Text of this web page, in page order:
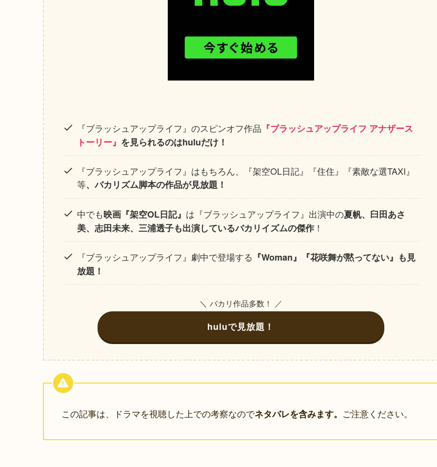
『ブラッシュアップライフ』のスピンオフ作品 『ブラッシュアップライフ アナザース
トーリー』 を見られるのはhuluだけ！
『ブラッシュアップライフ』はもちろん、『架空OL日記』『住住』『素敵な選TAXI』
等、バカリズム脚本の作品が見放題！
中でも映画『架空OL日記』 は『ブラッシュアップライフ』出演中の夏帆、臼田あさ
美、志田未来、三浦透子も出演しているバカリイズムの傑作！
『ブラッシュアップライフ』劇中で登場する 『Woman』『花咲舞が黙ってない』も見
放題！
＼ バカリ作品多数！ ／
huluで見放題！
この記事は、ドラマを視聴した上での考察なのでネタバレを含みます。 ご注意ください。